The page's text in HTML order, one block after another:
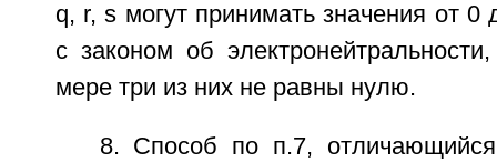
q, r, s могут принимать значения от 0
с законом об
мере три из них не равны нулю.
8. Способ по п.7,